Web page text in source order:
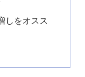
しをオスス